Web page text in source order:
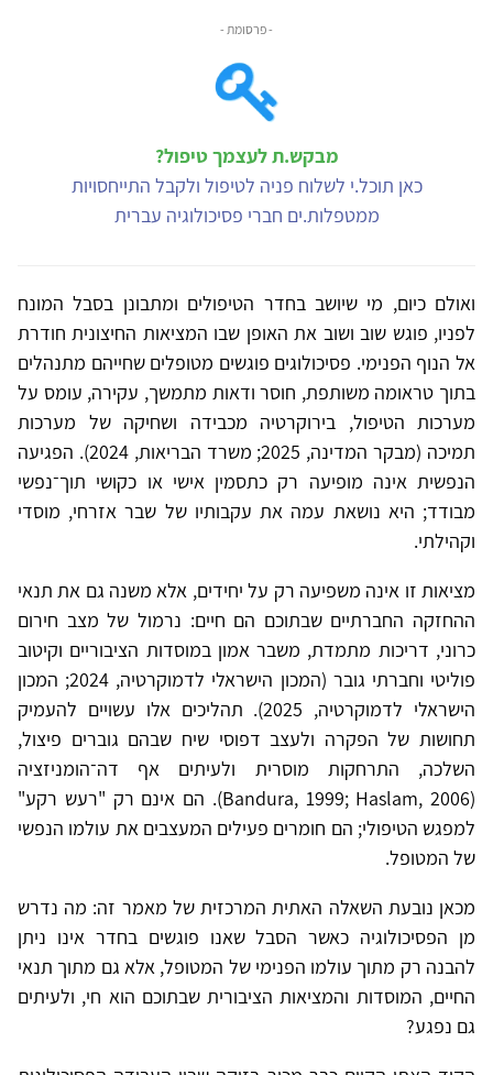
- פרסומת -
מבקש.ת לעצמך טיפול?
כאן תוכל.י לשלוח פניה לטיפול ולקבל התייחסויות
ממטפלות.ים חברי פסיכולוגיה עברית
ואולם כיום, מי שיושב בחדר הטיפולים ומתבונן בסבל המונח
לפניו, פוגש שוב ושוב את האופן שבו המציאות החיצונית חודרת
אל הנוף הפנימי. פסיכולוגים פוגשים מטופלים שחייהם מתנהלים
בתוך טראומה משותפת, חוסר ודאות מתמשך, עקירה, עומס על
מערכות הטיפול, בירוקרטיה מכבידה ושחיקה של מערכות
תמיכה (מבקר המדינה, 2025; משרד הבריאות, 2024). הפגיעה
הנפשית אינה מופיעה רק כתסמין אישי או כקושי תוך־נפשי
מבודד; היא נושאת עמה את עקבותיו של שבר אזרחי, מוסדי
וקהילתי.
מציאות זו אינה משפיעה רק על יחידים, אלא משנה גם את תנאי
ההחזקה החברתיים שבתוכם הם חיים: נרמול של מצב חירום
כרוני, דריכות מתמדת, משבר אמון במוסדות הציבוריים וקיטוב
פוליטי וחברתי גובר (המכון הישראלי לדמוקרטיה, 2024; המכון
הישראלי לדמוקרטיה, 2025). תהליכים אלו עשויים להעמיק
תחושות של הפקרה ולעצב דפוסי שיח שבהם גוברים פיצול,
השלכה, התרחקות מוסרית ולעיתים אף דה־הומניזציה
(Bandura, 1999; Haslam, 2006). הם אינם רק "רעש רקע"
למפגש הטיפולי; הם חומרים פעילים המעצבים את עולמו הנפשי
של המטופל.
מכאן נובעת השאלה האתית המרכזית של מאמר זה: מה נדרש
מן הפסיכולוגיה כאשר הסבל שאנו פוגשים בחדר אינו ניתן
להבנה רק מתוך עולמו הפנימי של המטופל, אלא גם מתוך תנאי
החיים, המוסדות והמציאות הציבורית שבתוכם הוא חי, ולעיתים
גם נפגע?